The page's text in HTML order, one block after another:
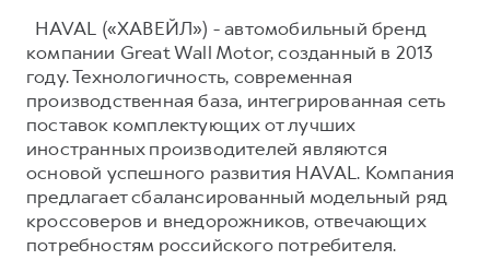
HAVAL («ХАВЕЙЛ») - автомобильный бренд
компании Great Wall Motor, созданный в 2013
году. Технологичность, современная
производственная база, интегрированная сеть
поставок комплектующих от лучших
иностранных производителей являются
основой успешного развития HAVAL. Компания
предлагает сбалансированный модельный ряд
кроссоверов и внедорожников, отвечающих
потребностям российского потребителя.